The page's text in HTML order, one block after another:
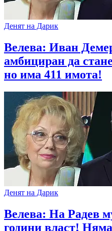
Денят на Дарик
Велева: Иван
амбициран да
но има 411 имота!
Денят на Дарик
Велева: На Радев
години власт!